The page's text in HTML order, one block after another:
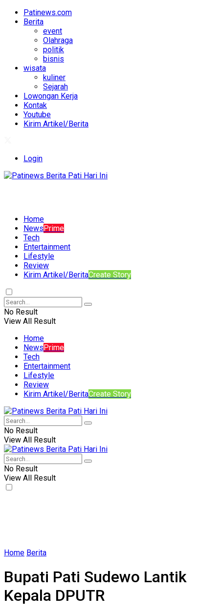
Patinews.com
Berita
event
Olahraga
politik
bisnis
wisata
kuliner
Sejarah
Lowongan Kerja
Kontak
Youtube
Kirim Artikel/Berita
Login
Home
NewsPrime
Tech
Entertainment
Lifestyle
Review
Kirim Artikel/BeritaCreate Story
No Result
View All Result
Home
NewsPrime
Tech
Entertainment
Lifestyle
Review
Kirim Artikel/BeritaCreate Story
No Result
View All Result
No Result
View All Result
Home Berita
Bupati Pati Sudewo Lantik
Kepala DPUTR